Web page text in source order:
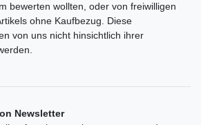
bewerten wollten, oder von freiwilligen
ohne Kaufbezug. Diese
von uns nicht hinsichtlich ihrer
Newsletter